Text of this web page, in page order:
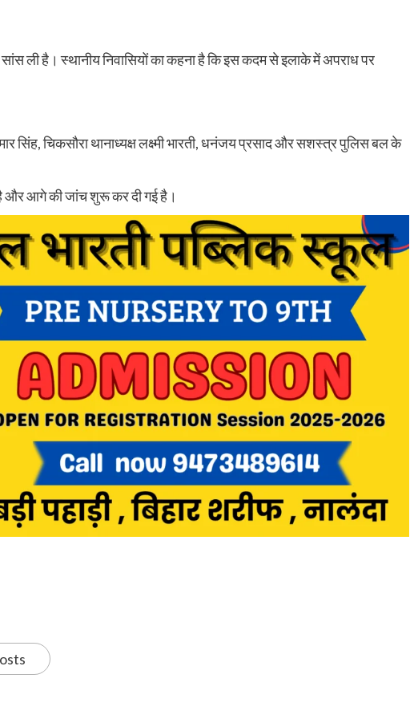
सांस ली है। स्थानीय निवासियों का कहना है कि इस कदम से इलाके में अपराध पर
सिंह, चिकसौरा थानाध्यक्ष लक्ष्मी भारती, धनंजय प्रसाद और सशस्त्र पुलिस बल के
और आगे की जांच शुरू कर दी गई है।